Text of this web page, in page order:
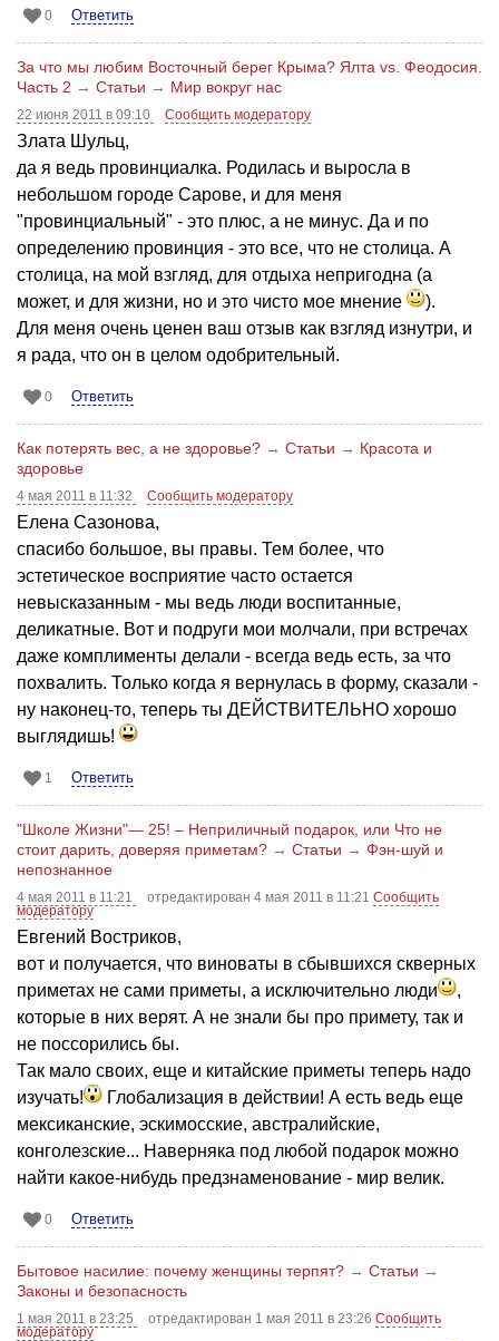
0 Ответить
За что мы любим Восточный берег Крыма? Ялта vs. Феодосия.
Часть 2 → Статьи → Мир вокруг нас
22 июня 2011 в 09:10 Сообщить модератору
Злата Шульц,
да я ведь провинциалка. Родилась и выросла в
небольшом городе Сарове, и для меня
"провинциальный" - это плюс, а не минус. Да и по
определению провинция - это все, что не столица. А
столица, на мой взгляд, для отдыха непригодна (а
может, и для жизни, но и это чисто мое мнение
).
Для меня очень ценен ваш отзыв как взгляд изнутри, и
я рада, что он в целом одобрительный.
0 Ответить
Как потерять вес, а не здоровье? → Статьи → Красота и
здоровье
4 мая 2011 в 11:32 Сообщить модератору
Елена Сазонова,
спасибо большое, вы правы. Тем более, что
эстетическое восприятие часто остается
невысказанным - мы ведь люди воспитанные,
деликатные. Вот и подруги мои молчали, при встречах
даже комплименты делали - всегда ведь есть, за что
похвалить. Только когда я вернулась в форму, сказали -
ну наконец-то, теперь ты ДЕЙСТВИТЕЛЬНО хорошо
выглядишь!
1 Ответить
"Школе Жизни"— 25! – Неприличный подарок, или Что не
стоит дарить, доверяя приметам? → Статьи → Фэн-шуй и
непознанное
4 мая 2011 в 11:21 отредактирован 4 мая 2011 в 11:21 Сообщить
модератору
Евгений Востриков,
вот и получается, что виноваты в сбывшихся скверных
приметах не сами приметы, а исключительно люди
,
которые в них верят. А не знали бы про примету, так и
не поссорились бы.
Так мало своих, еще и китайские приметы теперь надо
изучать!
Глобализация в действии! А есть ведь еще
мексиканские, эскимосские, австралийские,
конголезские... Наверняка под любой подарок можно
найти какое-нибудь предзнаменование - мир велик.
0 Ответить
Бытовое насилие: почему женщины терпят? → Статьи →
Законы и безопасность
1 мая 2011 в 23:25 отредактирован 1 мая 2011 в 23:26 Сообщить
модератору